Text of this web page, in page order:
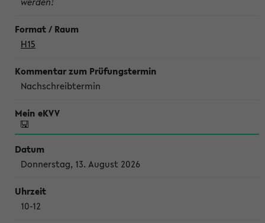
H15
Nachschreibtermin
Donnerstag, 13. August 2026
10-12